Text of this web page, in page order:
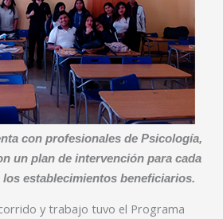
con profesionales de Psicología,
un plan de intervención para cada
los establecimientos beneficiarios.
y trabajo tuvo el Programa